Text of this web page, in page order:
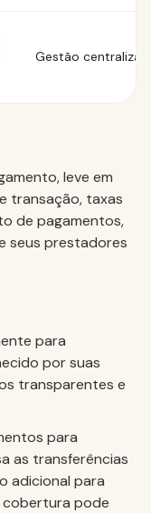
Gestão
leve em
transação, taxas
de pagamentos,
seus prestadores
para
por suas
transparentes e
para
as transferências
adicional para
cobertura pode